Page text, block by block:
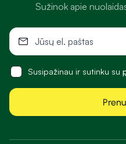
Sužinok apie
Susipažinau ir sutinku su